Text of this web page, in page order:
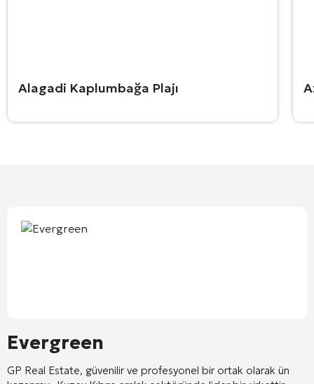
Alagadi Kaplumbağa Plajı
Evergreen
GP Real Estate, güvenilir ve profesyonel bir ortak olarak ün